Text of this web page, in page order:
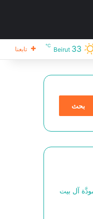
Beirut 33
℃ تابعنا
آل بيت